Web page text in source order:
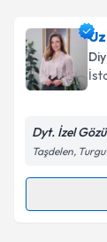
Dyt. İzel
Taşdelen,